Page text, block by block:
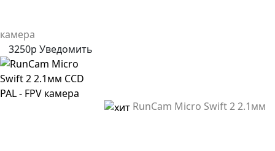
камера
3250р Уведомить
RunCam Micro Swift 2 2.1мм